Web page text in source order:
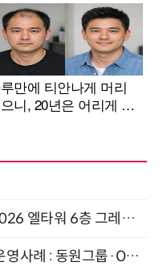
Next AI & Big Data Summit 2026 엘타워 6층 그레이스홀 개최 (9/18)
B2B에서 B2C까지, 현장 실제 운영사례 : 동원그룹·OCI·다이닝브랜즈그룹·당근 (8/27)